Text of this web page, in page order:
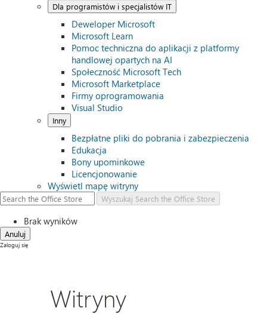
Dla programistów i specjalistów IT
Deweloper Microsoft
Microsoft Learn
Pomoc techniczna do aplikacji z platformy
handlowej opartych na AI
Społeczność Microsoft Tech
Microsoft Marketplace
Firmy oprogramowania
Visual Studio
Inny
Bezpłatne pliki do pobrania i zabezpieczenia
Edukacja
Bony upominkowe
Licencjonowanie
Wyświetl mapę witryny
Wyszukaj Search the Office Store
Brak wyników
Anuluj
Zaloguj się
Witryny